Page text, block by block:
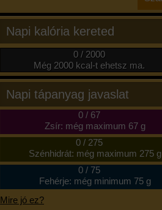
Napi kalória kereted
0 / 2000
Még 2000 kcal-t ehetsz ma.
Napi tápanyag javaslat
0/ 67
Zsír: még maximum 67 g
0/ 275
Szénhidrát: még maximum 275 g
0/ 75
Fehérje: még minimum 75 g
Mire jó ez?